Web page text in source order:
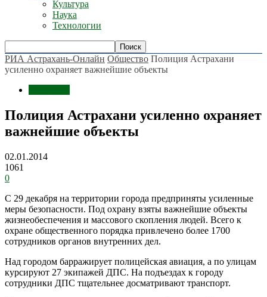
Культура
Наука
Технологии
РИА Астрахань-Онлайн Общество Полиция Астрахани
усиленно охраняет важнейшие объекты
Полиция Астрахани усиленно охраняет
важнейшие объекты
02.01.2014
1061
0
С 29 декабря на территории города предприняты усиленные
меры безопасности. Под охрану взяты важнейшие объекты
жизнеобеспечения и массового скопления людей. Всего к
охране общественного порядка привлечено более 1700
сотрудников органов внутренних дел.
Над городом барражирует полицейская авиация, а по улицам
курсируют 27 экипажей ДПС. На подъездах к городу
сотрудники ДПС тщательнее досматривают транспорт.